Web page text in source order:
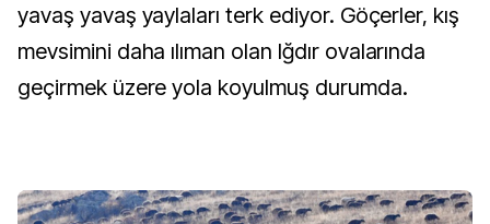
yavaş yavaş yaylaları terk ediyor. Göçerler, kış
mevsimini daha ılıman olan Iğdır ovalarında
geçirmek üzere yola koyulmuş durumda.